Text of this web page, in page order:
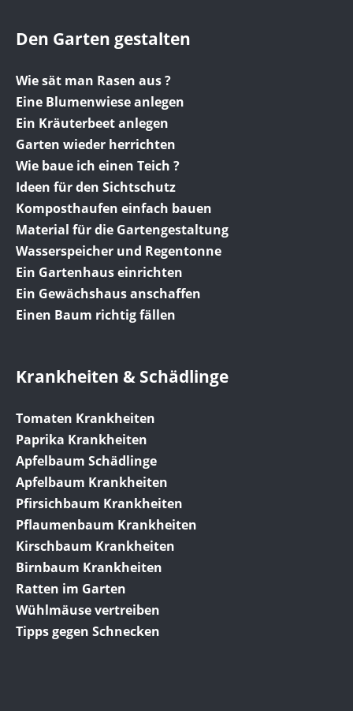
Den Garten gestalten
Wie sät man Rasen aus ?
Eine Blumenwiese anlegen
Ein Kräuterbeet anlegen
Garten wieder herrichten
Wie baue ich einen Teich ?
Ideen für den Sichtschutz
Komposthaufen einfach bauen
Material für die Gartengestaltung
Wasserspeicher und Regentonne
Ein Gartenhaus einrichten
Ein Gewächshaus anschaffen
Einen Baum richtig fällen
Krankheiten & Schädlinge
Tomaten Krankheiten
Paprika Krankheiten
Apfelbaum Schädlinge
Apfelbaum Krankheiten
Pfirsichbaum Krankheiten
Pflaumenbaum Krankheiten
Kirschbaum Krankheiten
Birnbaum Krankheiten
Ratten im Garten
Wühlmäuse vertreiben
Tipps gegen Schnecken